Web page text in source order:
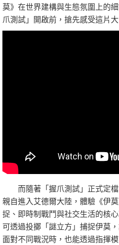
莫》在世界建構與生態氛圍上的
爪測試」開啟前，搶先感受這片
而隨著「握爪測試」正式定檔
親自進入艾德爾大陸，體驗《伊
捉、即時制戰鬥與社交生活的核
可透過投擲「謎立方」捕捉伊莫
面對不同戰況時，也能透過指揮